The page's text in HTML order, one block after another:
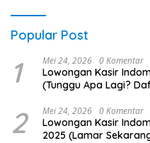
Popular Post
1 Mei 24, 2026 0 Komentar
Lowongan Kasir
(Tunggu Apa Lagi?
2 Mei 24, 2026 0 Komentar
Lowongan Kasir
2025 (Lamar